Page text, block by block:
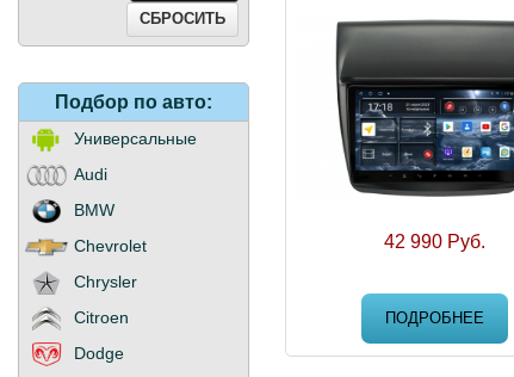
42 990 Руб.
ПОДРОБНЕЕ
Подбор по авто:
Универсальные
Audi
BMW
Chevrolet
Chrysler
Citroen
Dodge